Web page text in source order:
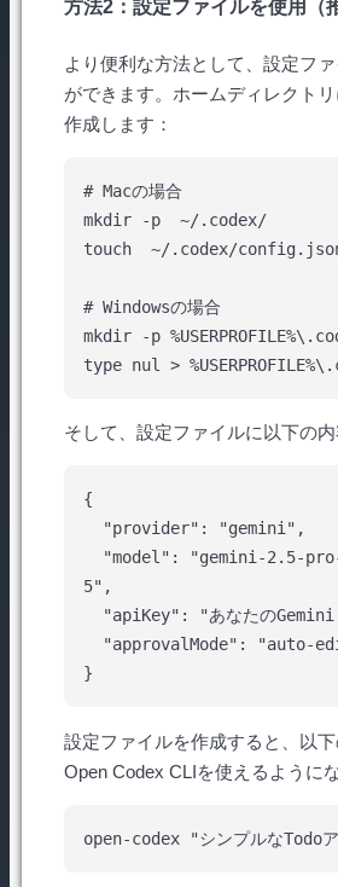
方法2：設定ファイルを使用（
より便利な方法として、設定フ
ができます。ホームディレクト
作成します：
# Macの場合
mkdir -p  ~/.codex/
touch  ~/.codex/
# Windowsの場合
mkdir -p
そして、設定ファイルに以下の内
{
5",
設定ファイルを作成すると、以
Open Codex CLIを使えるように